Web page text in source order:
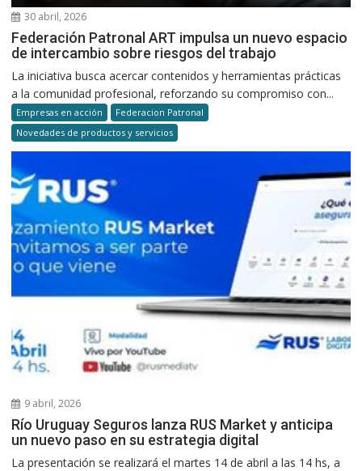
30 abril, 2026
Federación Patronal ART impulsa un nuevo espacio
de intercambio sobre riesgos del trabajo
La iniciativa busca acercar contenidos y herramientas prácticas
a la comunidad profesional, reforzando su compromiso con...
Empresas en acción
Federacion Patronal
Novedades de productos y servicios
9 abril, 2026
Río Uruguay Seguros lanza RUS Market y anticipa
un nuevo paso en su estrategia digital
La presentación se realizará el martes 14 de abril a las 14 hs, a